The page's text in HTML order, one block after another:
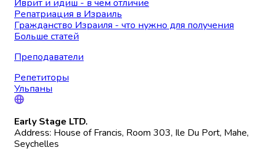
Иврит и идиш - в чем отличие
Репатриация в Израиль
Гражданство Израиля - что нужно для получения
Больше статей
Преподаватели
Репетиторы
Ульпаны
Early Stage LTD.
Address: House of Francis, Room 303, Ile Du Port, Mahe,
Seychelles